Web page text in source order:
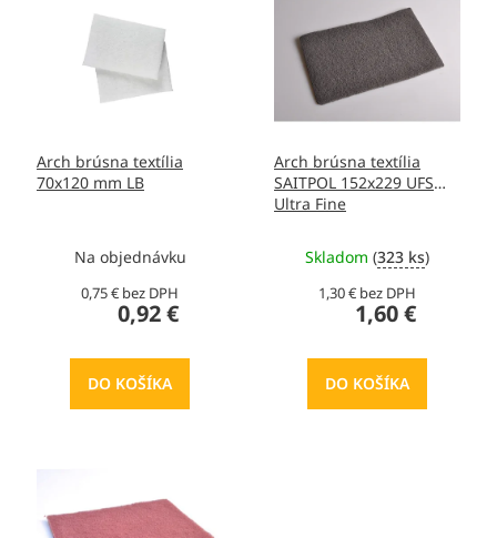
Arch brúsna textília
70x120 mm LB
Na objednávku
0,75 € bez DPH
0,92 €
DO KOŠÍKA
Arch brúsna textília
SAITPOL 152x229 UFS
Ultra Fine
Skladom (323 ks)
1,30 € bez DPH
1,60 €
DO KOŠÍKA